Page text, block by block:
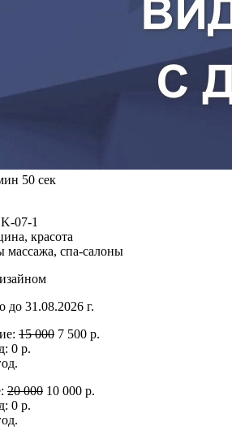
50 сек
K-07-1
красота
массажа, спа-салоны
до 31.08.2026 г.
15 000 7 500 р.
0 р.
20 000 10 000 р.
0 р.